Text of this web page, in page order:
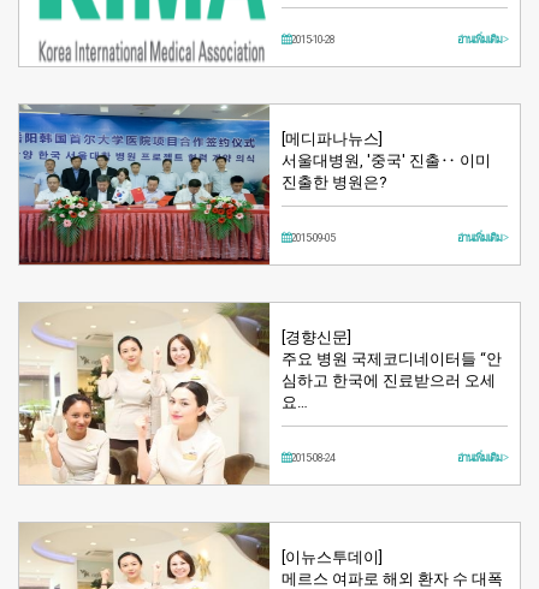
2015-10-28 อ่านเพิ่มเติม >
[메디파나뉴스]
서울대병원, '중국' 진출‥ 이미
진출한 병원은?
2015-09-05 อ่านเพิ่มเติม >
[경향신문]
주요 병원 국제코디네이터들 “안
심하고 한국에 진료받으러 오세
요…
2015-08-24 อ่านเพิ่มเติม >
[이뉴스투데이]
메르스 여파로 해외 환자 수 대폭